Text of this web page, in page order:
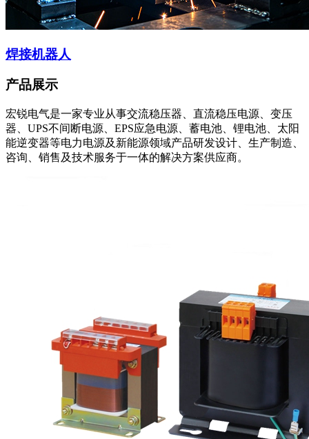
焊接机器人
产品展示
宏锐电气是一家专业从事交流稳压器、直流稳压电源、变压
器、UPS不间断电源、EPS应急电源、蓄电池、锂电池、太阳
能逆变器等电力电源及新能源领域产品研发设计、生产制造、
咨询、销售及技术服务于一体的解决方案供应商。